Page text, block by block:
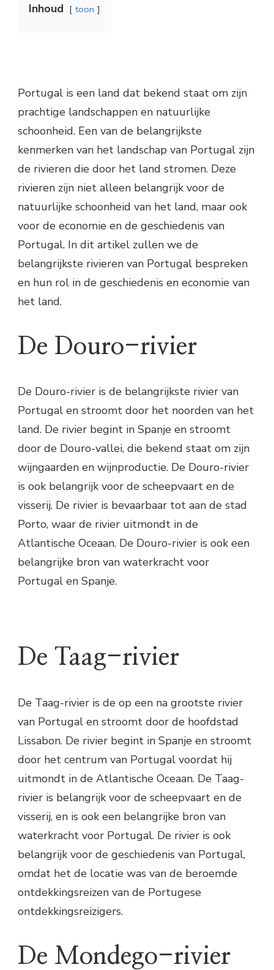
Inhoud toon
Portugal is een land dat bekend staat om zijn
prachtige landschappen en natuurlijke
schoonheid. Een van de belangrijkste
kenmerken van het landschap van Portugal zijn
de rivieren die door het land stromen. Deze
rivieren zijn niet alleen belangrijk voor de
natuurlijke schoonheid van het land, maar ook
voor de economie en de geschiedenis van
Portugal. In dit artikel zullen we de
belangrijkste rivieren van Portugal bespreken
en hun rol in de geschiedenis en economie van
het land.
De Douro-rivier
De Douro-rivier is de belangrijkste rivier van
Portugal en stroomt door het noorden van het
land. De rivier begint in Spanje en stroomt
door de Douro-vallei, die bekend staat om zijn
wijngaarden en wijnproductie. De Douro-rivier
is ook belangrijk voor de scheepvaart en de
visserij. De rivier is bevaarbaar tot aan de stad
Porto, waar de rivier uitmondt in de
Atlantische Oceaan. De Douro-rivier is ook een
belangrijke bron van waterkracht voor
Portugal en Spanje.
De Taag-rivier
De Taag-rivier is de op een na grootste rivier
van Portugal en stroomt door de hoofdstad
Lissabon. De rivier begint in Spanje en stroomt
door het centrum van Portugal voordat hij
uitmondt in de Atlantische Oceaan. De Taag-
rivier is belangrijk voor de scheepvaart en de
visserij, en is ook een belangrijke bron van
waterkracht voor Portugal. De rivier is ook
belangrijk voor de geschiedenis van Portugal,
omdat het de locatie was van de beroemde
ontdekkingsreizen van de Portugese
ontdekkingsreizigers.
De Mondego-rivier